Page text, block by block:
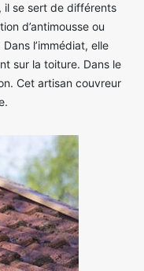
il se sert de différents
d’antimousse ou
l’immédiat, elle
sur la toiture. Dans le
Cet artisan couvreur